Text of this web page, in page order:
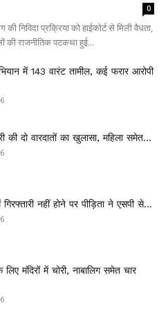
0
प्रक्रिया को हाईकोर्ट से मिली वैधता,
की राजनीतिक पटकथा हुई...
में 143 वारंट तामील, कई फरार आरोपी
की दो वारदातों का खुलासा, महिला समेत...
गिरफ्तारी नहीं होने पर पीड़िता ने एसपी से...
मंदिरों में चोरी, नाबालिग समेत चार